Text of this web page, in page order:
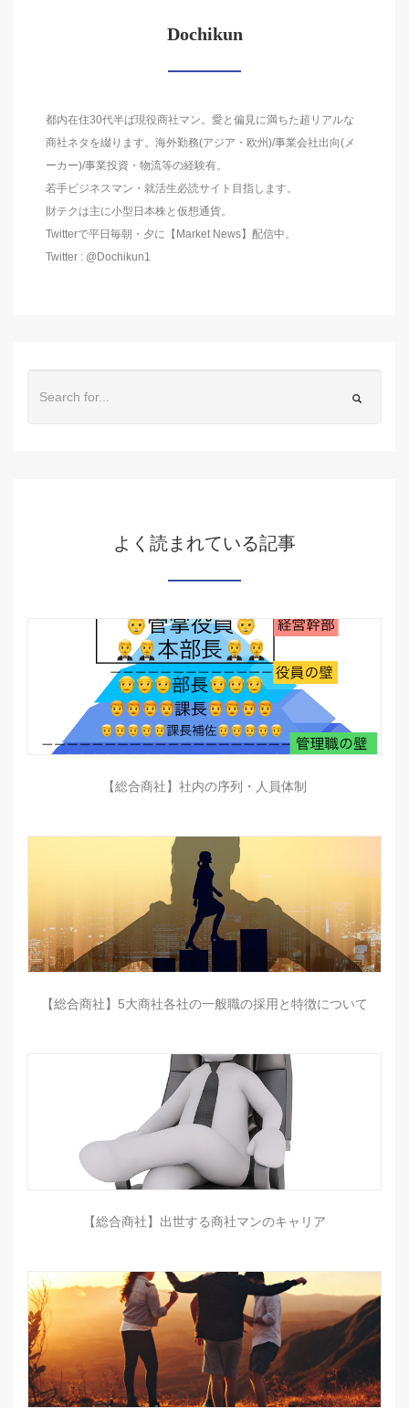
Dochikun
都内在住30代半ば現役商社マン。愛と偏見に満ちた超リアルな
商社ネタを綴ります。海外勤務(アジア・欧州)/事業会社出向(メ
ーカー)/事業投資・物流等の経験有。
若手ビジネスマン・就活生必読サイト目指します。
財テクは主に小型日本株と仮想通貨。
Twitterで平日毎朝・夕に【Market News】配信中。
Twitter : @Dochikun1
よく読まれている記事
【総合商社】社内の序列・人員体制
【総合商社】5大商社各社の一般職の採用と特徴について
【総合商社】出世する商社マンのキャリア